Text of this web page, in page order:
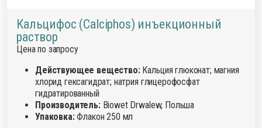
Кальцифос (Calciphos) инъекционный
раствор
Цена по запросу
Действующее вещество:Кальция глюконат; магния
хлорид гексагидрат; натрия глицерофосфат
гидратированный
Производитель:Biowet Drwalew, Польша
Упаковка:Флакон 250 мл